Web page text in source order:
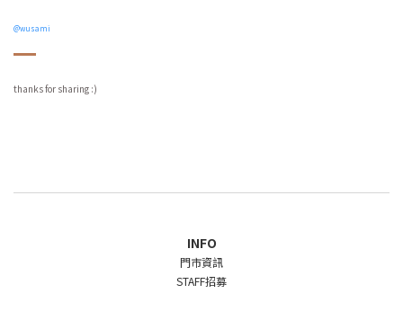
@wusami
thanks for sharing :)
INFO
門市資訊
STAFF招募